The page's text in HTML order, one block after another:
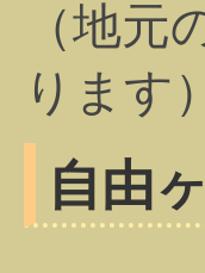
（地
ります
自由